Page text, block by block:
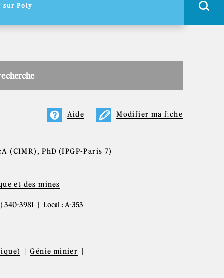
Modifier ma fiche
Aide
(CIMR), PhD (IPGP-Paris 7)
et des mines
340-3981
Local : A-353
Génie minier